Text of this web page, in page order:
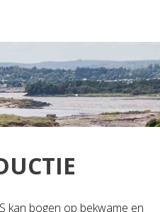
kan bogen op bekwame en